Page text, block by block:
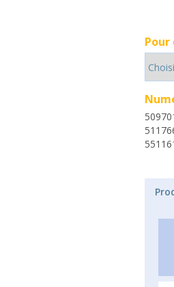
Pour